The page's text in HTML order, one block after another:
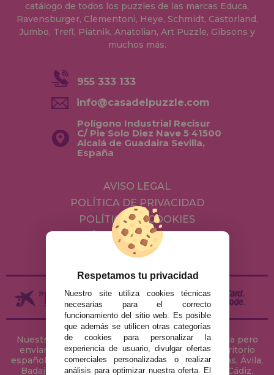
catálogo de todos los puzzles de las marcas Educa,
Ravensburger, Clementoni, Heye, Schmidt, Castorland,
Jumbo, Trefl, Piatnik, Anatolian, Art Puzzle, Gibsons y
muchos más.
955 333 133
info@casadelpuzzle.com
Polígono Industrial Recisur
C/ Pie Solo Diez Nave 5 41500
Alcalá de Guadaira Sevilla,
España
AVISO LEGAL
POLÍTICA DE PRIVACIDAD
POLÍTICA DE COOKIES
ENVÍOS Y DEVOLUCIONES
DEVOLUCIONES / DESISTIMIENTO
Nuestra tienda de puzzles está ubicada en Sevilla pero
enviamos tus puzzles a cualquier ciudad del territorio
español: Álava, Albacete, Alicante, Almería, Asturias, Ávila,
Badajoz, Baleares, Barcelona, Burgos, Cáceres, Cádiz,
Respetamos tu privacidad
Nuestro site utiliza cookies técnicas
necesarias para el correcto
funcionamiento del sitio web. Es posible
que además se utilicen otras categorías
de cookies para personalizar la
experiencia de usuario, divulgar ofertas
comerciales personalizadas o realizar
análisis para optimizar nuestra oferta. El